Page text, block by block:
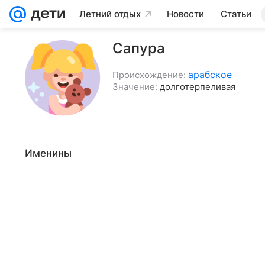
Летний отдых Новости Статьи
Сапура
Происхождение: арабское
Значение: долготерпеливая
Именины